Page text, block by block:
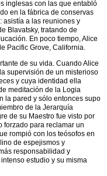
inglesas con las que entabló
en la fábrica de conservas
asistía a las reuniones y
Blavatsky, tratando de
En poco tiempo, Alice
Pacific Grove, California.
de su vida. Cuando Alice
supervisión de un misterioso
y cuya identidad ella
meditación de la Logia
la pared y sólo entonces supo
de la Jerarquía
de su Maestro fue visto por
forzado para reclamar un
rompió con los teósofos en
de espejismos y
responsabilidad y
estudio y su misma